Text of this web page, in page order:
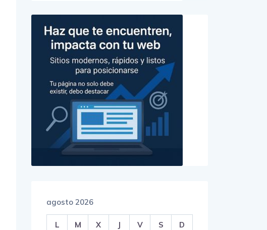
agosto 2026
L M X J V S D